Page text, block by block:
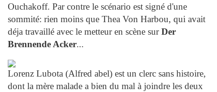
Ouchakoff. Par contre le scénario est signé d'une
sommité: rien moins que Thea Von Harbou, qui avait
déja travaillé avec le metteur en scène surDer
Brennende Acker...
Lorenz Lubota (Alfred abel) est un clerc sans histoire,
dont la mère malade a bien du mal à joindre les deux